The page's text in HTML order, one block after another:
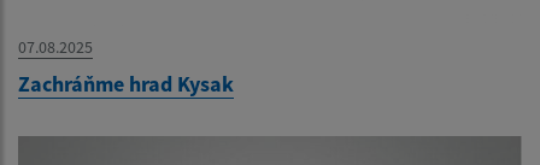
07.08.2025
Zachráňme hrad Kysak